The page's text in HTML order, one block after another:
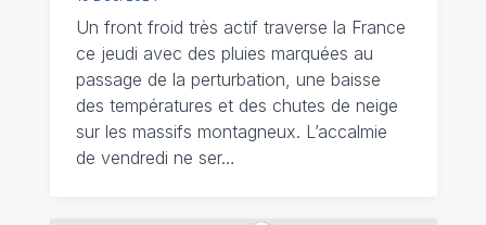
Un front froid très actif traverse la France
ce jeudi avec des pluies marquées au
passage de la perturbation, une baisse
des températures et des chutes de neige
sur les massifs montagneux. L’accalmie
de vendredi ne ser…